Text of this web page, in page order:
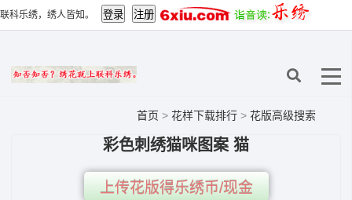
联科乐绣，绣人皆知。
首页 > 花样下载排行 > 花版高级搜索
彩色刺绣猫咪图案 猫
上传花版得乐绣币/现金